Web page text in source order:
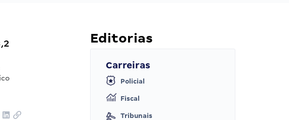
Editorias
Carreiras
Policial
Fiscal
Tribunais